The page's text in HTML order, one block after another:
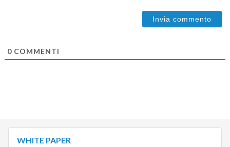
0COMMENTI
WHITE PAPER